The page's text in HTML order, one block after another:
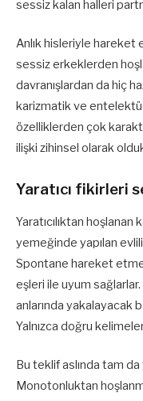
sessiz kalan halleri
Anlık hisleriyle hareket
sessiz erkeklerden
davranışlardan da hiç
karizmatik ve
özelliklerden çok
ilişki zihinsel olarak
Yaratıcı fikirleri
Yaratıcılıktan hoşlanan
yemeğinde yapılan
Spontane hareket
eşleri ile uyum sağlarlar.
anlarında yakalayacak
Yalnızca doğru
Bu teklif aslında tam
Monotonluktan